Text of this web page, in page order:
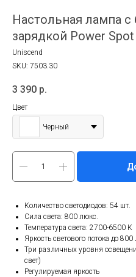
Настольная лампа
зарядкой Power Spot
Uniscend
SKU: 7503.30
3 390 р.
Цвет
Черный
Количество светодиодов: 54 шт.
Сила света: 800 люкс.
Температура света: 2700-6500 К
Яркость светового потока до 800
Три различных уровня
свет)
Регулируемая яркость